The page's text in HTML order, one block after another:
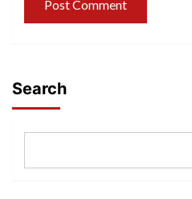
Search